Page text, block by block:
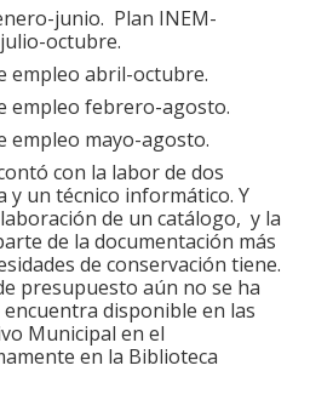
junio. Plan INEM-
octubre.
empleo abril-octubre.
empleo febrero-agosto.
empleo mayo-agosto.
con la labor de dos
y un técnico informático. Y
de un catálogo, y la
de la documentación más
de conservación tiene.
presupuesto aún no se ha
disponible en las
Municipal en el
en la Biblioteca